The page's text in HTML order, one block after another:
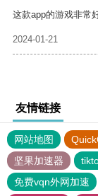
这款app的游戏非常
2024-01-21
友情链接
网站地图
坚果加速器
免费vqn外网加速